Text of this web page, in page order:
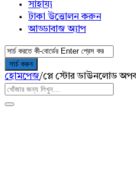
সাহায্য
টাকা উত্তোলন করুন
আড্ডাবাজ অ্যাপ
হোমপেজ/প্লে স্টোর ডাউনলোড